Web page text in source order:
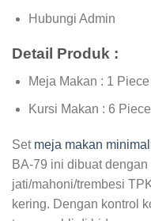
Hubungi Admin
Detail Produk :
Meja Makan : 1
Kursi Makan : 6
Set meja makan
BA-79 ini dibuat
jati/mahoni/trembesi
kering. Dengan kontrol